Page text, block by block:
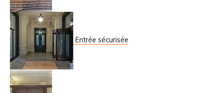
Entrée sécurisée